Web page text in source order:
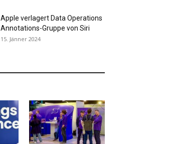
Apple verlagert Data Operations
Annotations-Gruppe von Siri
15. Jänner 2024